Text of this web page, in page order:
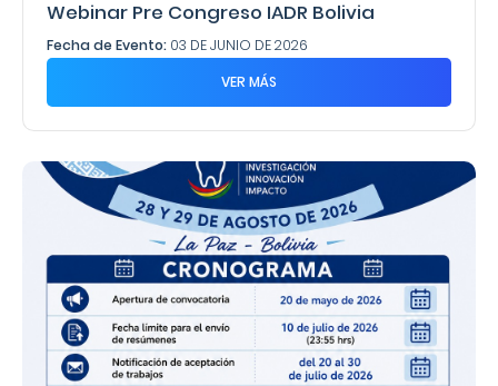
Webinar Pre Congreso IADR Bolivia
Fecha de Evento: 03 DE JUNIO DE 2026
VER MÁS